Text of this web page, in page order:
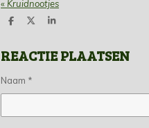
« Kruidnootjes
D
e
n
D
l
S
r
e
REACTIE PLAATSEN
Naam *